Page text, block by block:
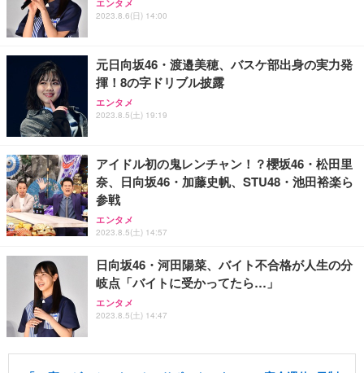
エンタメ
2023.8.6(日) 14:00
元日向坂46・渡邉美穂、バスケ部出身の実力発
揮！8の字ドリブル披露
エンタメ
2023.8.5(土) 19:19
アイドル初の鬼レンチャン！？櫻坂46・松田里
奈、日向坂46・加藤史帆、STU48・池田裕楽ら
参戦
エンタメ
2023.8.5(土) 14:57
日向坂46・河田陽菜、バイト不合格が人生の分
岐点「バイトに受かってたら…」
エンタメ
2023.8.5(土) 14:47